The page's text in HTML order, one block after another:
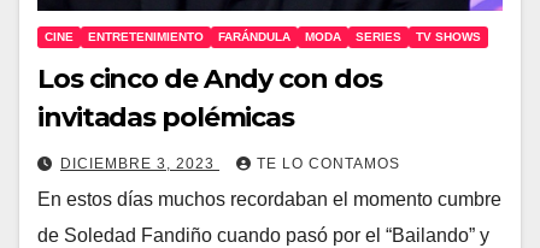
CINE ENTRETENIMIENTO FARÁNDULA MODA SERIES TV SHOWS
Los cinco de Andy con dos
invitadas polémicas
DICIEMBRE 3, 2023 TE LO CONTAMOS
En estos días muchos recordaban el momento cumbre
de Soledad Fandiño cuando pasó por el “Bailando” y